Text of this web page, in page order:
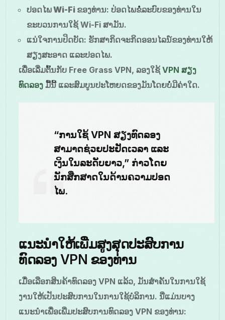
ປອດໄພ Wi-Fi ຂອງທ່ານ: ປ່ອດໄພຂໍໍລະບົບຂອງທ່ານໃນ
ຂະບວນການໃຊ້ Wi-Fi ສາມັນ.
ແນ່ໃຈການປິດບັດ: ຮັກສາກິດຈະກິດອອນໄລນ໌ຂອງທ່ານໃຫ້
ສຽງສະອາດ ແລະປອດໄພ.
ເພື່ອເລີ່ມຕົ້ນກັບ Free Grass VPN, ລອງໃຊ້VPN ສຽງ
ທົດລອງ ມື້ນີ້ ແລະສົມບູນປະໂຫຍດຂອງມັນໂດຍບໍ່ມີຄ່າໃດ.
“ການໃຊ້ VPN ສຽງທົດລອງ
ສາມາດຊ່ວຍປະຢັດເວລາ ແລະ
ເງິນໃນລະດັບຍາວ,” ກ່າວໂດຍ
ນັກສືກສາດໃນດ້ານຄວາມປອດ
ໄພ.
ແນະນຳໃຫ້ເພີ່ມສູງສຸດປະສົບການ
ທົດລອງ VPN ຂອງທ່ານ
ເມື່ອເລືອກສິນຄ້າທົດລອງ VPN ແລ້ວ, ມັນສຳຄັນໃນການໃຊ້
ງານໃຫ້ເປັນປະສົບການໃນການໃຊ້ບໍລິການ. ນີ່ແມ່ນບາງ
ແນະນຳເພື່ອເພີ່ມປະສົບການທົດລອງ VPN ຂອງທ່ານ: